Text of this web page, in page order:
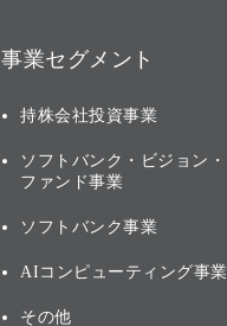
事業セグメント
持株会社投資事業
ソフトバンク・ビジョン・
ファンド事業
ソフトバンク事業
AIコンピューティング事業
その他